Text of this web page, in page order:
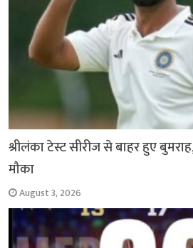
श्रीलंका टेस्ट सीरीज से बाहर हुए
मौका
August 3, 2026